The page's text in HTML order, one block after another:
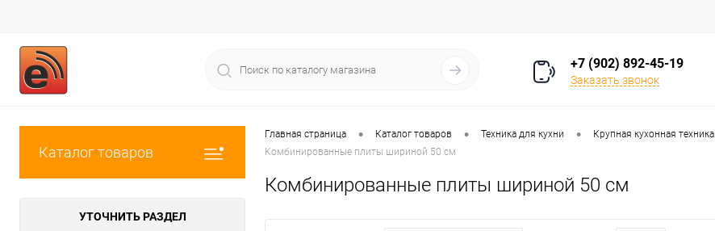
+7 (902) 892-45-19
Заказать звонок
Каталог товаров
УТОЧНИТЬ РАЗДЕЛ
Главная страница • Каталог товаров • Техника для кухни • Крупная кухонная техника
Комбинированные плиты шириной 50 см
Комбинированные плиты шириной 50 см